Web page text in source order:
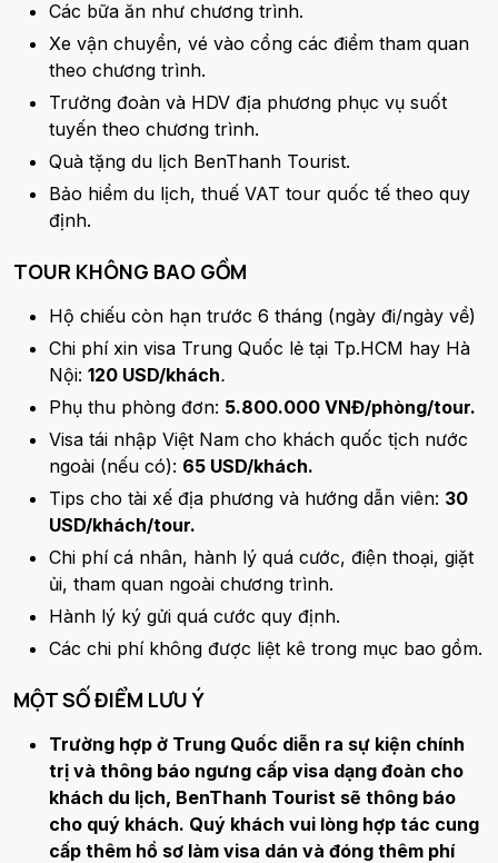
Các bữa ăn như chương trình.
Xe vận chuyển, vé vào cổng các điểm tham quan
theo chương trình.
Trưởng đoàn và HDV địa phương phục vụ suốt
tuyến theo chương trình.
Quà tặng du lịch BenThanh Tourist.
Bảo hiểm du lịch, thuế VAT tour quốc tế theo quy
định.
TOUR KHÔNG BAO GỒM
Hộ chiếu còn hạn trước 6 tháng (ngày đi/ngày về)
Chi phí xin visa Trung Quốc lẻ tại Tp.HCM hay Hà
Nội: 120 USD/khách.
Phụ thu phòng đơn: 5.800.000 VNĐ/phòng/tour.
Visa tái nhập Việt Nam cho khách quốc tịch nước
ngoài (nếu có): 65 USD/khách.
Tips cho tài xế địa phương và hướng dẫn viên: 30
USD/khách/tour.
Chi phí cá nhân, hành lý quá cước, điện thoại, giặt
ủi, tham quan ngoài chương trình.
Hành lý ký gửi quá cước quy định.
Các chi phí không được liệt kê trong mục bao gồm.
MỘT SỐ ĐIỂM LƯU Ý
Trường hợp ở Trung Quốc diễn ra sự kiện chính
trị và thông báo ngưng cấp visa dạng đoàn cho
khách du lịch, BenThanh Tourist sẽ thông báo
cho quý khách. Quý khách vui lòng hợp tác cung
cấp thêm hồ sơ làm visa dán và đóng thêm phí